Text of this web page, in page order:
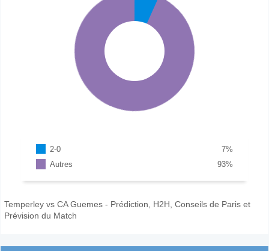
2-0 %
7
Autres
%
93
Temperley vs CA Guemes - Prédiction, H2H, Conseils de Paris et
Prévision du Match